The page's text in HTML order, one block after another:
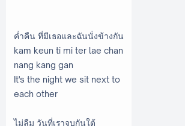
ค่ำคืน ที่มีเธอและฉันนั่งข้างกัน
kam keun ti mi ter lae chan
nang kang gan
It's the night we sit next to
each other
ไม่ลืม วันที่เราจูบกันใต้